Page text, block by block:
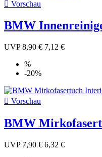
 Vorschau
BMW
UVP 8,90 € 7,12 €
%
-20%
 Vorschau
BMW
UVP 7,90 € 6,32 €